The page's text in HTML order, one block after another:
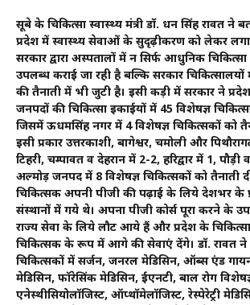
सूबे के चिकित्सा स्वास्थ्य मंत्री डॉ. धन सिंह रावत ने
प्रदेश में स्वास्थ्य सेवाओं के सुदृढ़ीकरण को लेकर
सरकार द्वारा अस्पतालों में न सिर्फ आधुनिक
उपलब्ध कराई जा रही है बल्कि सरकार चिकित्सालयों
की तैनाती में भी जुटी है। इसी कड़ी में सरकार ने
जनपदों की चिकित्सा इकाईयों में 45 विशेषज्ञ
जिसमें ऊधमसिंह नगर में 4 विशेषज्ञ चिकित्सकों को
इसी प्रकार उत्तरकाशी, बागेश्वर, चमोली और
टिहरी, चम्पावत व देहरादून में 2-2, हरिद्वार में 1,
अल्मोड़ जनपद में 8 विशेषज्ञ चिकित्सकों को तैनाती
चिकित्सक अपनी पीजी की पढ़ाई के लिये देशभर के
संस्थानों में गये थे। अपना पीजी कोर्स पूरा करने के
राज्य सेवा के लिये लौट आये हैं और प्रदेश के
चिकित्सक के रूप में आगे की सेवाएं देंगे। डॉ. रावत ने
चिकित्सकों में सर्जन, जनरल मेडिसिन, ऑब्स एंड
मेडिसिन, फॉरेसिंक मेडिसिन, ईएनटी, बाल रोग
एनेस्थीसियोलॉजिस्ट, ऑप्थॉमेलॉजिस्ट, रेस्पेरेट्री